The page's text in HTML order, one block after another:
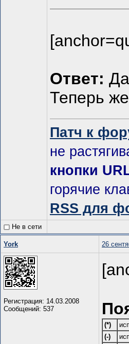
Ответ:
Теперь
Патч к
не
кнопки
горячие
RSS для
Не в сети
York 26
Регистрация: 14.03.2008
Сообщений: 537
(*)
(-)